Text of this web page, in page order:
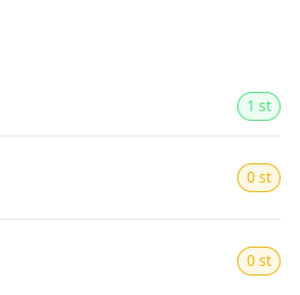
1 st
0 st
0 st